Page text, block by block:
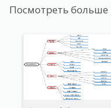
Посмотреть